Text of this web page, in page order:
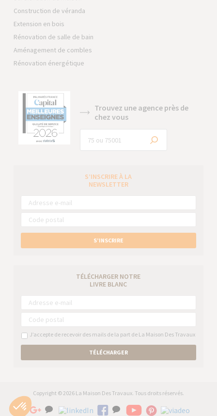
Construction de véranda
Extension en bois
Rénovation de salle de bain
Aménagement de combles
Rénovation énergétique
Trouvez une agence près de
chez vous
S’INSCRIRE À LA
NEWSLETTER
S’INSCRIRE
TÉLÉCHARGER NOTRE
LIVRE BLANC
J’accepte de recevoir des mails de la part de La Maison Des Travaux
TÉLÉCHARGER
Copyright © 2026 La Maison Des Travaux. Tous droits réservés.